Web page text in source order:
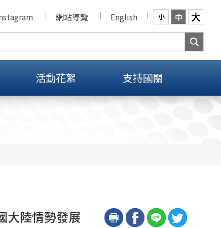
網站導覽 English 小 中 大
活動花絮 支持國關
大陸情勢發展